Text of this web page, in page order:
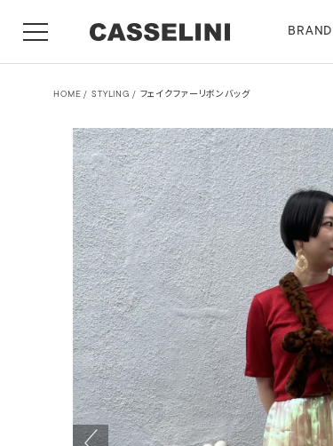
BRAND
HOME STYLING フェイクファーリボンバッグ